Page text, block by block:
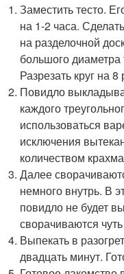
Заместить тесто.
на 1-2 часа.
на разделочной
большого
Разрезать круг на
Повидло
каждого
использоваться
исключения
количеством
Далее
немного внутрь. В
повидло не будет
сворачиваются
Выпекать в
двадцать минут.